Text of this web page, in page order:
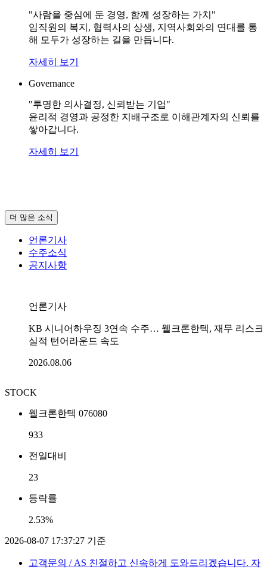
"사람을 중심에 둔 경영, 함께 성장하는 가치"
임직원의 복지, 협력사의 상생, 지역사회와의 연대를 통
해 모두가 성장하는 길을 만듭니다.
자세히 보기
Governance
"투명한 의사결정, 신뢰받는 기업"
윤리적 경영과 공정한 지배구조로 이해관계자의 신뢰를
쌓아갑니다.
자세히 보기
더 많은 소식
언론기사
수주소식
공지사항
언론기사
KB 시니어하우징 3연속 수주… 웰크론한텍, 재무 리스크
실적 턴어라운드 속도
2026.08.06
STOCK
웰크론한텍 076080
933
전일대비
23
등락률
2.53%
2026-08-07 17:37:27 기준
고객문의 / AS 친절하고 신속하게 도와드리겠습니다. 자